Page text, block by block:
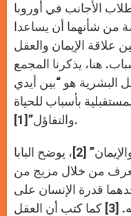
الأجانب في أوروبا
من شأنهما أن يساعدا
علاقة الإيمان والعقل
هنا، يذكرنا المجمع
البشرية هو “بين أيدي
بأسباب للحياة
والتفاؤل”[1].
في رسالته العامة المهمة “العقل والإيمان” [2]، يوضح البابا
تُعرف من خلال مزيج من
قدرة الإنسان على
التعرف إلى ذاته، وإلى العالم والله. [3] كما كتب أن العقل